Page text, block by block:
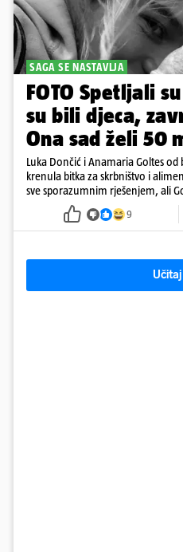
SAGA SE NASTAVLJA
FOTO Spetljali
su bili djeca,
Ona sad želi 50
Luka Dončić i Anamaria Goltes
krenula bitka za skrbništvo i
sve sporazumnim rješenjem, ali
u Sloveniji
9